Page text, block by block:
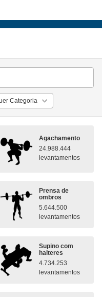
Agachamento
24.988.444
levantamentos
Prensa de
ombros
5.644.500
levantamentos
Supino com
halteres
4.734.253
levantamentos